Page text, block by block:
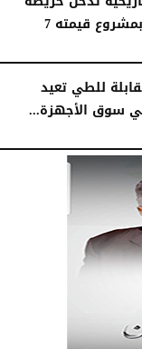
الاستثمارات المؤسسية بمشروع قيمته 7
للطي تعيد
سوق الأجهزة...